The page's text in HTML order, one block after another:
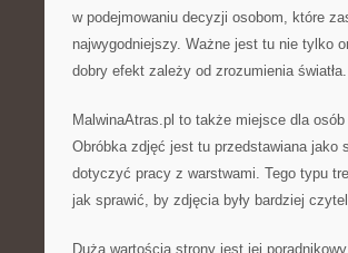
w podejmowaniu decyzji osobom, które
najwygodniejszy. Ważne jest tu nie tylko
dobry efekt zależy od zrozumienia światła.
MalwinaAtras.pl to także miejsce dla
Obróbka zdjęć jest tu przedstawiana jako
dotyczyć pracy z warstwami. Tego typu
jak sprawić, by zdjęcia były bardziej
Dużą wartością strony jest jej